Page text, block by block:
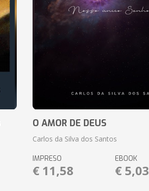
O AMOR DE DEUS
Carlos da Silva dos Santos
IMPRESO
€ 11,58
EBOOK
€ 5,03